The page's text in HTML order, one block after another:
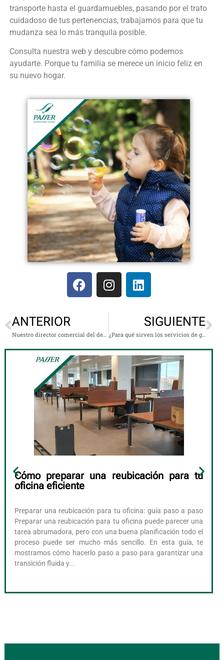
transporte hasta el guardamuebles, pasando por el trato
cuidadoso de tus pertenencias, trabajamos para que tu
mudanza sea lo más tranquila posible.
Consulta nuestra web y descubre cómo podemos
ayudarte. Porque tu familia se merece un inicio feliz en
su nuevo hogar.
ANTERIOR
Nuestro director comercial del departamento internacional
SIGUIENTE
¿Para qué sirven los servicios de guardamuebles?
Cómo preparar una reubicación para tu
oficina eficiente
Preparar una reubicación para tu oficina: guía paso a paso
Preparar una reubicación para tu oficina puede parecer una
tarea abrumadora, pero con una buena planificación todo el
proceso puede ser mucho más sencillo. En esta guía, te
mostramos cómo hacerlo paso a paso para garantizar una
transición fluida y...